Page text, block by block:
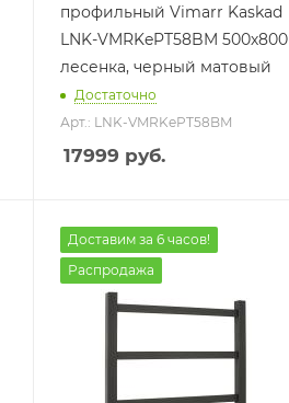
профильный Vimarr Kaskad
LNK-VMRKePT58BM 500х800
лесенка, черный матовый
Достаточно
Арт.: LNK-VMRKePT58BM
17999 руб.
Доставим за 6 часов!
Распродажа